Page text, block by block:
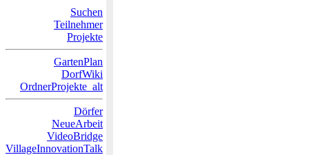
Suchen
Teilnehmer
Projekte
GartenPlan
DorfWiki
OrdnerProjekte_alt
Dörfer
NeueArbeit
VideoBridge
VillageInnovationTalk